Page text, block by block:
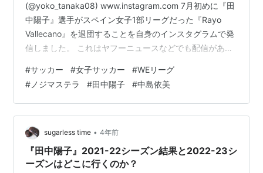
(@yoko_tanaka08) www.instagram.com 7月初めに『田
中陽子』選手がスペイン女子1部リーグだった『Rayo
Vallecano』を退団することを自身のインスタグラムで発
信しました。 これはヤフーニュースなどでも配信があり
www.sugarless-time.com 上記投稿でも書いているのだ
が、2022-23シーズンの所属先について気になって仕方
がないんですよね。 現時点で公式な発表はどこからもさ
れていないし、スペ…
#サッカー #女子サッカー #WEリーグ
# ノジマステラ #田中陽子 #中島依美
sugarless time • 4年前
『田中陽子』2021-22シーズン結果と2022-23シ
ーズンはどこに行くのか？